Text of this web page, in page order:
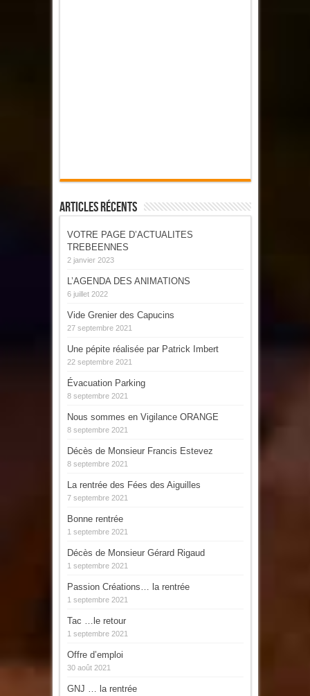
Articles Récents
VOTRE PAGE D’ACTUALITES
TREBEENNES
2 janvier 2023
L’AGENDA DES ANIMATIONS
6 juillet 2022
Vide Grenier des Capucins
27 septembre 2021
Une pépite réalisée par Patrick Imbert
22 septembre 2021
Évacuation Parking
8 septembre 2021
Nous sommes en Vigilance ORANGE
8 septembre 2021
Décès de Monsieur Francis Estevez
8 septembre 2021
La rentrée des Fées des Aiguilles
7 septembre 2021
Bonne rentrée
1 septembre 2021
Décès de Monsieur Gérard Rigaud
1 septembre 2021
Passion Créations… la rentrée
1 septembre 2021
Tac …le retour
1 septembre 2021
Offre d’emploi
30 août 2021
GNJ … la rentrée